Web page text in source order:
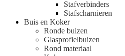
Stafverbinders
Stafscharnieren
Buis en Koker
Ronde buizen
Glasprofielbuizen
Rond materiaal